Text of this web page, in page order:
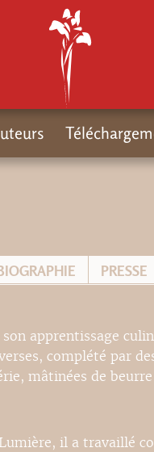
PRESSE
apprentissage
complété par
mâtinées de
il a travaillé